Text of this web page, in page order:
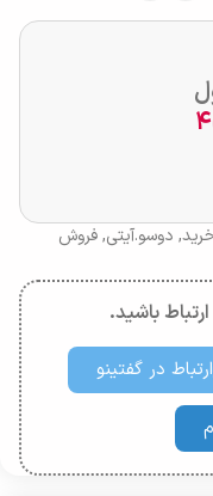
, دوسو.آیتی,فروش
باشید.
ارتباط در گفتینو